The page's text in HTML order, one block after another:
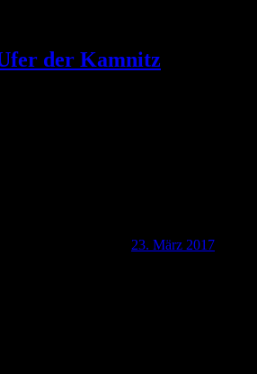
der Kamnitz
23. März 2017